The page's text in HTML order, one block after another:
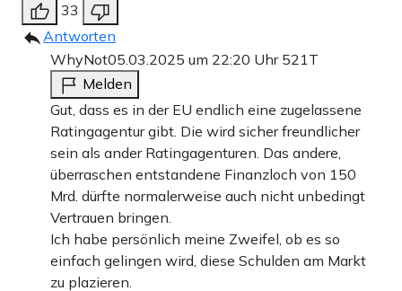
33
Antworten
WhyNot05.03.2025 um 22:20 Uhr 521T
Melden
Gut, dass es in der EU endlich eine zugelassene
Ratingagentur gibt. Die wird sicher freundlicher
sein als ander Ratingagenturen. Das andere,
überraschen entstandene Finanzloch von 150
Mrd. dürfte normalerweise auch nicht unbedingt
Vertrauen bringen.
Ich habe persönlich meine Zweifel, ob es so
einfach gelingen wird, diese Schulden am Markt
zu plazieren.